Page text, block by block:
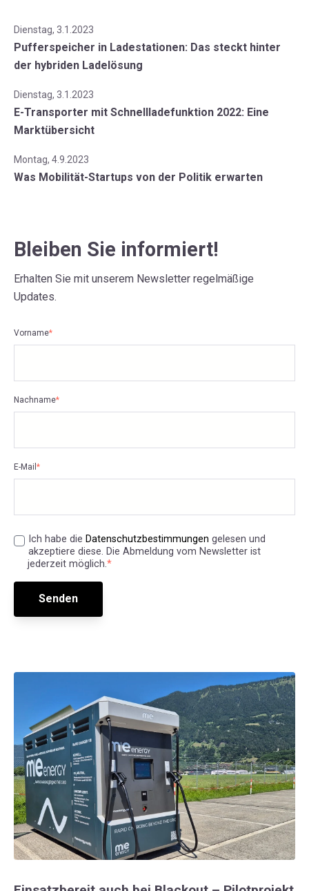
Dienstag, 3.1.2023
Pufferspeicher in Ladestationen: Das steckt hinter
der hybriden Ladelösung
Dienstag, 3.1.2023
E-Transporter mit Schnellladefunktion 2022: Eine
Marktübersicht
Montag, 4.9.2023
Was Mobilität-Startups von der Politik erwarten
Bleiben Sie informiert!
Erhalten Sie mit unserem Newsletter regelmäßige
Updates.
Vorname*
Nachname*
E-Mail *
Ich habe die Datenschutzbestimmungen gelesen und
akzeptiere diese. Die Abmeldung vom Newsletter ist
jederzeit möglich.*